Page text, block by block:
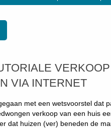
VIA INTERNET
met een wetsvoorstel dat
verkoop van een huis
dat huizen (ver) beneden de